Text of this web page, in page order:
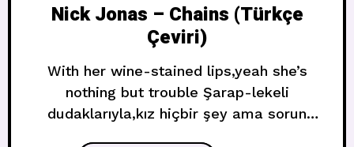
Nick Jonas – Chains (Türkçe
Çeviri)
With her wine-stained lips,yeah she’s
nothing but trouble Şarap-lekeli
dudaklarıyla,kız hiçbir şey ama sorun